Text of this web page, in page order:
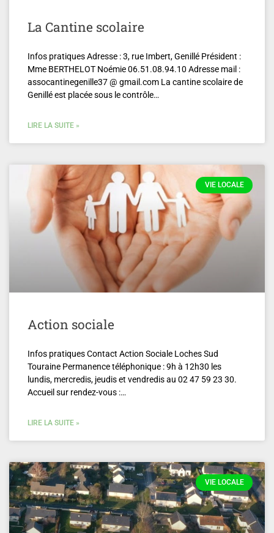
La Cantine scolaire
Infos pratiques Adresse : 3, rue Imbert, Genillé Président :
Mme BERTHELOT Noémie 06.51.08.94.10 Adresse mail :
assocantinegenille37 @ gmail.com La cantine scolaire de
Genillé est placée sous le contrôle…
LIRE LA SUITE »
VIE LOCALE
Action sociale
Infos pratiques Contact Action Sociale Loches Sud
Touraine Permanence téléphonique : 9h à 12h30 les
lundis, mercredis, jeudis et vendredis au 02 47 59 23 30.
Accueil sur rendez-vous :…
LIRE LA SUITE »
VIE LOCALE